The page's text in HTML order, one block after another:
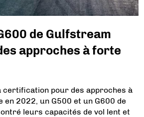
de Gulfstream
approches à forte
certification pour des approches à
en 2022, un G500 et un G600 de
leurs capacités de vol lent et